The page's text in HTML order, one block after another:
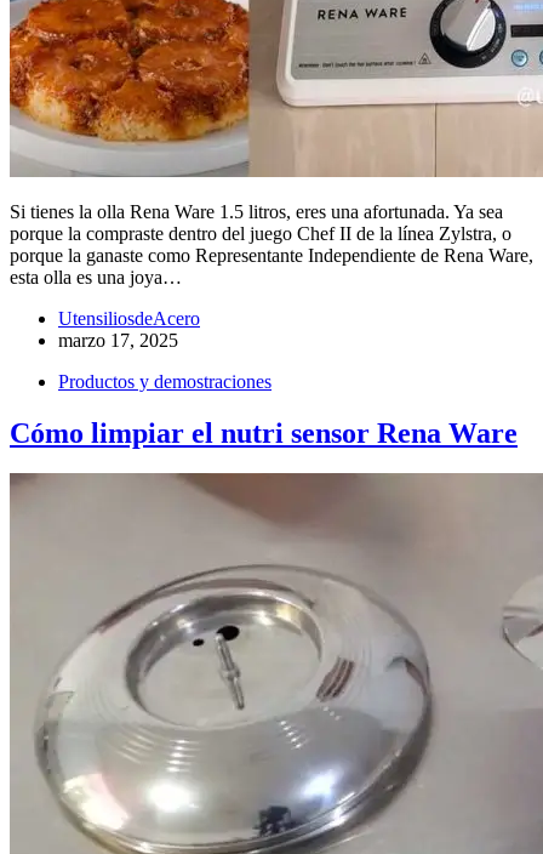
Si tienes la olla Rena Ware 1.5 litros, eres una afortunada. Ya sea
porque la compraste dentro del juego Chef II de la línea Zylstra, o
porque la ganaste como Representante Independiente de Rena Ware,
esta olla es una joya…
UtensiliosdeAcero
marzo 17, 2025
Productos y demostraciones
Cómo limpiar el nutri sensor Rena Ware